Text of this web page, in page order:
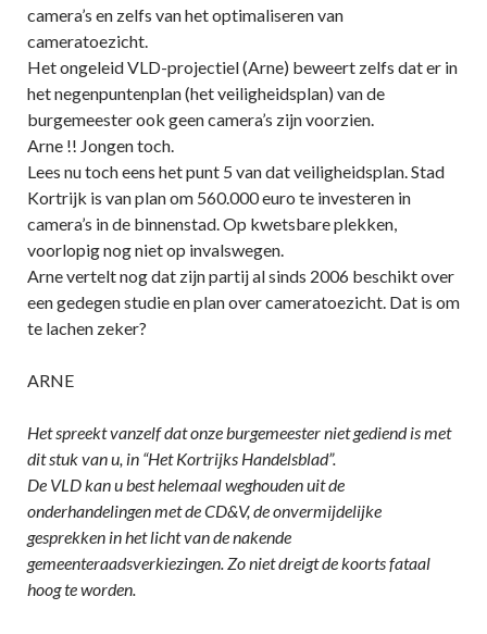
camera’s en zelfs van het optimaliseren van
cameratoezicht.
Het ongeleid VLD-projectiel (Arne) beweert zelfs dat er in
het negenpuntenplan (het veiligheidsplan) van de
burgemeester ook geen camera’s zijn voorzien.
Arne !! Jongen toch.
Lees nu toch eens het punt 5 van dat veiligheidsplan. Stad
Kortrijk is van plan om 560.000 euro te investeren in
camera’s in de binnenstad. Op kwetsbare plekken,
voorlopig nog niet op invalswegen.
Arne vertelt nog dat zijn partij al sinds 2006 beschikt over
een gedegen studie en plan over cameratoezicht. Dat is om
te lachen zeker?
ARNE
Het spreekt vanzelf dat onze burgemeester niet gediend is met
dit stuk van u, in “Het Kortrijks Handelsblad”.
De VLD kan u best helemaal weghouden uit de
onderhandelingen met de CD&V, de onvermijdelijke
gesprekken in het licht van de nakende
gemeenteraadsverkiezingen. Zo niet dreigt de koorts fataal
hoog te worden.